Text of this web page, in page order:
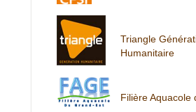
Triangle
Humanitaire
Filière Aquacole